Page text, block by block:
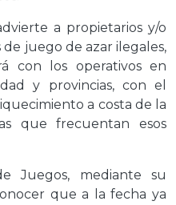
a propietarios y/o
juego de azar ilegales,
con los operativos en
y provincias, con el
a costa de la
que frecuentan esos
Juegos, mediante su
que a la fecha ya